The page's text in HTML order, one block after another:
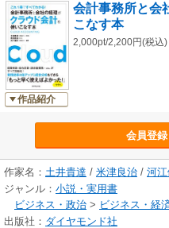
作品紹介
会計事務所と会
こなす本
2,000pt/2,200円(税込)
会員登
作家名： 土井貴達 / 米津良治 / 河江
ジャンル： 小説・実用書
ビジネス・政治 > ビジネス・経
出版社： ダイヤモンド社